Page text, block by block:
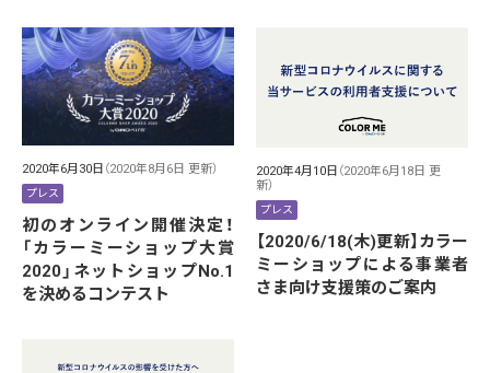
2020年6月30日 （2020年8月6日 更新）
プレス
初のオンライン開催決定！
「カラーミーショップ大賞
2020」ネットショップNo.1
を決めるコンテスト
2020年4月10日 （2020年6月18日 更
新）
プレス
【2020/6/18(木)更新】カラー
ミーショップによる事業者
さま向け支援策のご案内